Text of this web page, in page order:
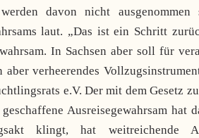
davon nicht
laut. „Das ist ein Schritt
In Sachsen aber soll für
verheerendes
e.V. Der mit dem Gesetz
Ausreisegewahrsam hat
klingt, hat weitreichende